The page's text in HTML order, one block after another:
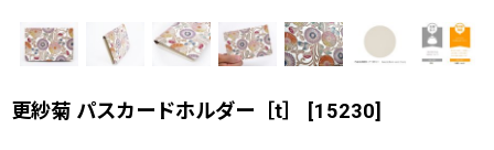
更紗菊 パスカードホルダー［t］ [15230]